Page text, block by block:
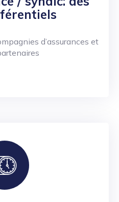
d’assurances et